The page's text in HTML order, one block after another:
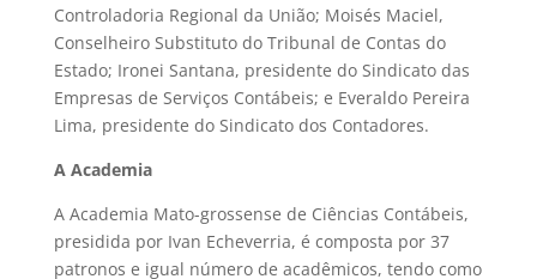
Controladoria Regional da União; Moisés Maciel,
Conselheiro Substituto do Tribunal de Contas do
Estado; Ironei Santana, presidente do Sindicato das
Empresas de Serviços Contábeis; e Everaldo Pereira
Lima, presidente do Sindicato dos Contadores.
A Academia
A Academia Mato-grossense de Ciências Contábeis,
presidida por Ivan Echeverria, é composta por 37
patronos e igual número de acadêmicos, tendo como